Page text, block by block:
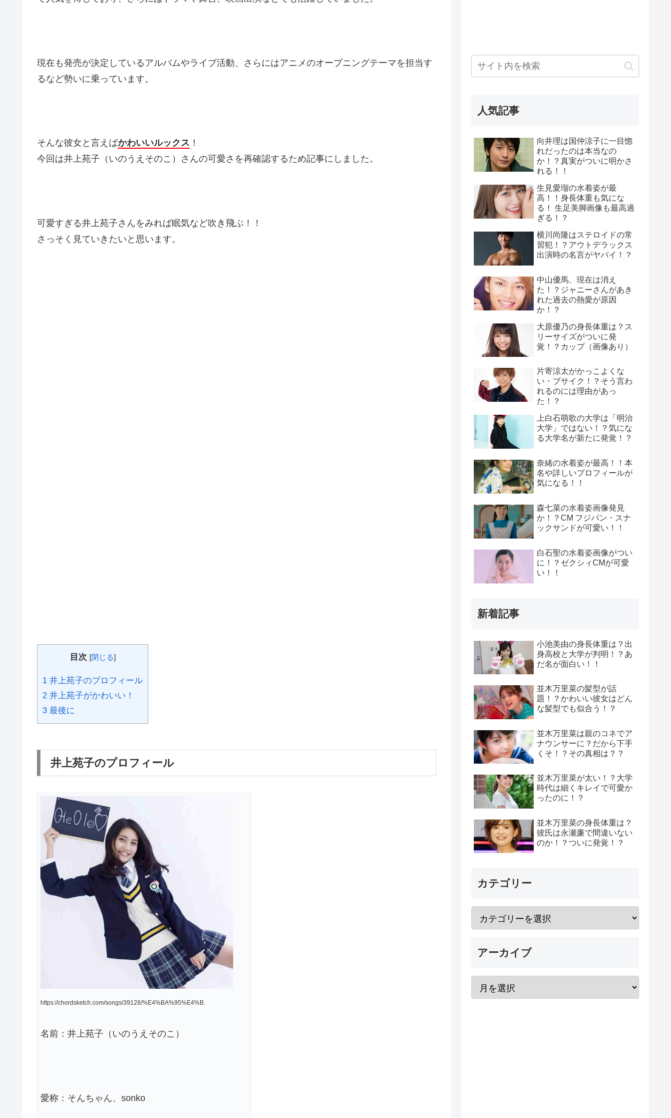
現在も発売が決定しているアルバムやライブ活動、さらにはアニメのオープニングテーマを担当す
るなど勢いに乗っています。
そんな彼女と言えばかわいいルックス ！
今回は井上苑子（いのうえそのこ）さんの可愛さを再確認するため記事にしました。
可愛すぎる井上苑子さんをみれば眠気など吹き飛ぶ！！
さっそく見ていきたいと思います。
目次 [閉じる]
1 井上苑子のプロフィール
2 井上苑子がかわいい！
3 最後に
井上苑子のプロフィール
https://chordsketch.com/songs/39128/%E4%BA%95%E4%B.
名前：井上苑子（いのうえそのこ）
愛称：そんちゃん、sonko
人気記事
向井理は国仲涼子に一目惚
れだったのは本当なの
か！？真実がついに明かさ
れる！！
生見愛瑠の水着姿が最
高！！身長体重も気にな
る！ 生足美脚画像も最高過
ぎる！？
横川尚隆はステロイドの常
習犯！？アウトデラックス
出演時の名言がヤバイ！？
中山優馬、現在は消え
た！？ジャニーさんがあき
れた過去の熱愛が原因
か！？
大原優乃の身長体重は？ス
リーサイズがついに発
覚！？カップ（画像あり）
片寄涼太がかっこよくな
い・ブサイク！？そう言わ
れるのには理由があっ
た！？
上白石萌歌の大学は「明治
大学」ではない！？気にな
る大学名が新たに発覚！？
奈緒の水着姿が最高！！本
名や詳しいプロフィールが
気になる！！
森七菜の水着姿画像発見
か！？CM フジパン・スナ
ックサンドが可愛い！！
白石聖の水着姿画像がつい
に！？ゼクシィCMが可愛
い！！
新着記事
小池美由の身長体重は？出
身高校と大学が判明！？あ
だ名が面白い！！
並木万里菜の髪型が話
題！？かわいい彼女はどん
な髪型でも似合う！？
並木万里菜は親のコネでア
ナウンサーに？だから下手
くそ！？その真相は？？
並木万里菜が太い！？大学
時代は細くキレイで可愛か
ったのに！？
並木万里菜の身長体重は？
彼氏は永瀬廉で間違いない
のか！？ついに発覚！？
カテゴリー
アーカイブ